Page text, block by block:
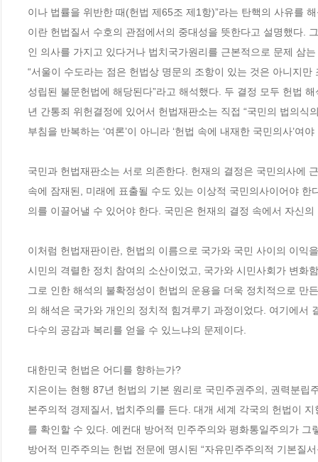
이나 법률을 위반한 때(헌법 제65조 제1항)”라는 탄핵의 사유를
이란 헌법질서 수호의 관점에서의 중대성을 뜻한다고 설명했다.
인 의사를 가지고 있다거나 법치국가원리를 근본적으로 문제 삼
“서울이 수도라는 점은 헌법상 명문의 조항이 있는 것은 아니지
성립된 불문헌법에 해당된다”라고 해석했다. 두 결정 모두 헌법
년 간통죄 위헌결정에 있어서 헌법재판소는 직접 “국민의 법의식
부침을 반복하는 ‘여론’이 아니라 ‘헌법 속에 내재한 국민의사’여
국민과 헌법재판소는 서로 의존한다. 헌재의 결정은 국민의사에
속에 잠재된, 미래에 표출될 수도 있는 이상적 국민의사이어야
의를 이끌어낼 수 있어야 한다. 국민은 헌재의 결정 속에서 자신
이처럼 헌법재판이란, 헌법의 이름으로 국가와 국민 사이의 이익
시민의 격렬한 정치 참여의 소산이었고, 국가와 시민사회가 변화
그로 인한 해석의 불확정성이 헌법의 운용을 더욱 정치적으로
의 해석은 국가와 개인의 정치적 힘겨루기 과정이었다. 여기에서
다수의 공감과 복리를 얻을 수 있느냐의 문제이다.
대한민국 헌법은 어디를 향하는가?
지은이는 현행 87년 헌법의 기본 원리로 국민주권주의, 권력분
본주의적 경제질서, 법치주의를 든다. 대개 세계 각국의 헌법이
를 확인할 수 있다. 예컨대 방어적 민주주의와 평화통일주의가 그
방어적 민주주의는 헌법 전문에 명시된 “자유민주주의적 기본질